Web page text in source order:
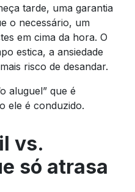
tarde, uma garantia
o necessário, um
em cima da hora. O
estica, a ansiedade
risco de desandar.
aluguel” que é
ele é conduzido.
vs.
só atrasa